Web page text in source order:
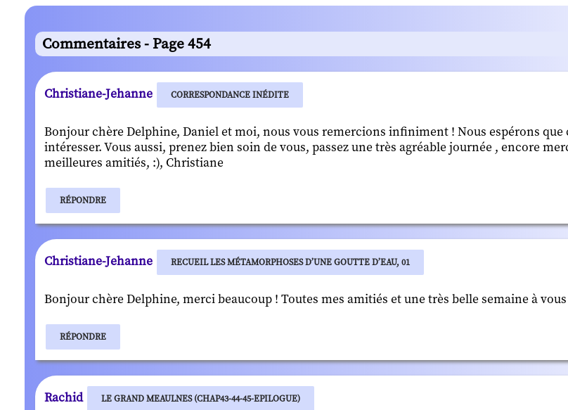
Commentaires - Page 454
Christiane-Jehanne CORRESPONDANCE INÉDITE
Bonjour chère Delphine, Daniel et moi, nous vous remercions infiniment ! Nous espérons que
intéresser. Vous aussi, prenez bien soin de vous, passez une très agréable journée , encore
meilleures amitiés, :), Christiane
RÉPONDRE
Christiane-Jehanne RECUEIL LES MÉTAMORPHOSES D’UNE GOUTTE D’EAU, 01
Bonjour chère Delphine, merci beaucoup ! Toutes mes amitiés et une très belle semaine à
RÉPONDRE
Rachid LE GRAND MEAULNES (CHAP43-44-45-EPILOGUE)